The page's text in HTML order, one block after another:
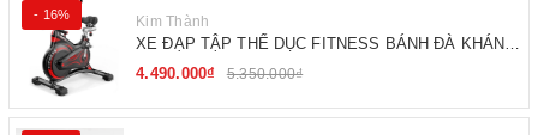
- 16% Kim Thành
XE ĐẠP TẬP THỂ DỤC FITNESS BÁNH ĐÀ KHÁNG
TỪ
4.490.000₫ 5.350.000₫